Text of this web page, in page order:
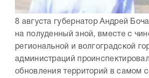
8 августа губернатор Андрей
на полуденный зной, вместе с
региональной и волгоградской
администраций
обновления территорий в самом